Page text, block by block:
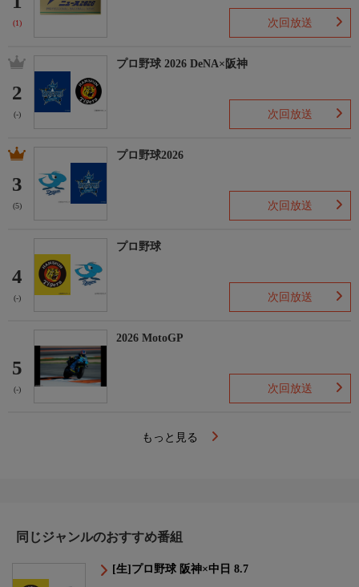
(1) 次回放送
2
(-)
プロ野球 2026 DeNA×阪神
次回放送
3
(5)
プロ野球2026
次回放送
4
(-)
プロ野球
次回放送
5
(-)
2026 MotoGP
次回放送
もっと見る
同じジャンルのおすすめ番組
[生]プロ野球 阪神×中日 8.7